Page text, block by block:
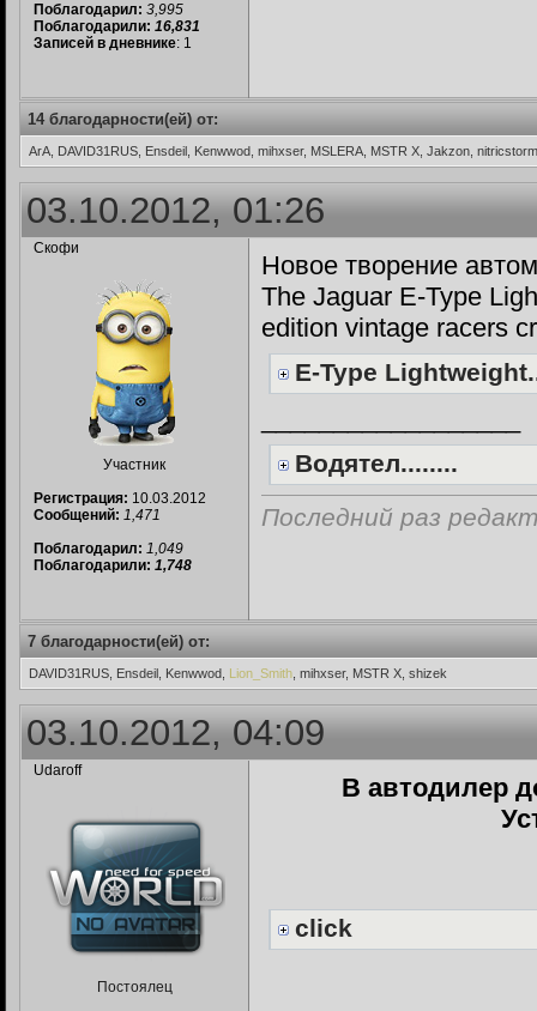
Поблагодарил: 3,995
Поблагодарили: 16,831
Записей в дневнике: 1
14 благодарности(ей) от:
ArA, DAVID31RUS, Ensdeil, Kenwwod, mihxser, MSLERA, MSTR X, Jakzon,
03.10.2012, 01:26
Скофи
Участник
Регистрация: 10.03.2012
Сообщений: 1,471
Поблагодарил: 1,049
Поблагодарили: 1,748
Новое творение
The Jaguar E-Type
edition vintage racers
E-Type
Водятел........
Последний раз
7 благодарности(ей) от:
DAVID31RUS, Ensdeil, Kenwwod, Lion_Smith , mihxser, MSTR X, shizek
03.10.2012, 04:09
Udaroff
Постоялец
В автодилер
click